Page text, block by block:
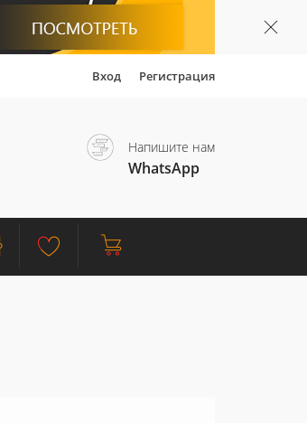
Вход Регистрация
Напишите нам
WhatsApp